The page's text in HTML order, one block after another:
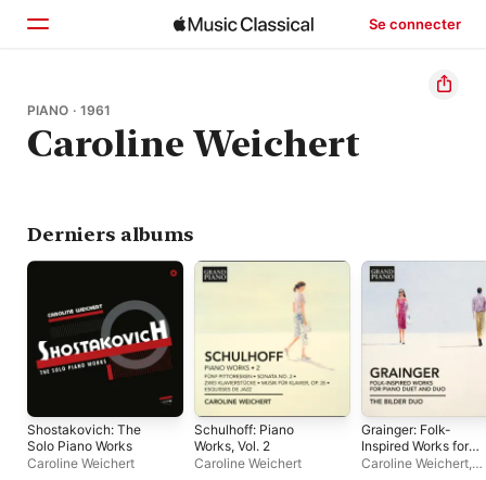
Se connecter
Accueil
Parcourir
PIANO · 1961
Caroline Weichert
Derniers albums
Shostakovich: The
Solo Piano Works
Caroline Weichert
Schulhoff: Piano
Works, Vol. 2
Caroline Weichert
Grainger: Folk-
Inspired Works for
Piano Duet and Duo
Caroline Weichert,